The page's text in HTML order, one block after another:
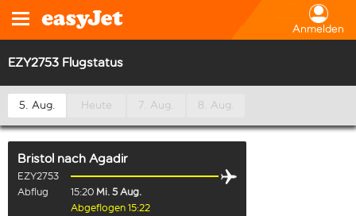
Anmelden
EZY2753 Flugstatus
5. Aug. Heute 7. Aug. 8. Aug.
Bristol nach Agadir
EZY2753
Abflug
15:20 Mi. 5 Aug.
Abgeflogen 15:22